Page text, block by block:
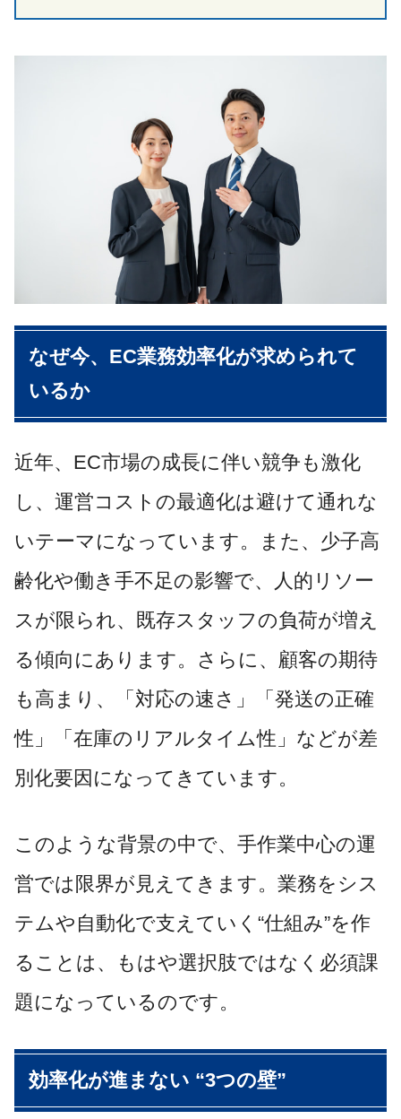
なぜ今、EC業務効率化が求められて
いるか
近年、EC市場の成長に伴い競争も激化
し、運営コストの最適化は避けて通れな
いテーマになっています。また、少子高
齢化や働き手不足の影響で、人的リソー
スが限られ、既存スタッフの負荷が増え
る傾向にあります。さらに、顧客の期待
も高まり、「対応の速さ」「発送の正確
性」「在庫のリアルタイム性」などが差
別化要因になってきています。
このような背景の中で、手作業中心の運
営では限界が見えてきます。業務をシス
テムや自動化で支えていく“仕組み”を作
ることは、もはや選択肢ではなく必須課
題になっているのです。
効率化が進まない “3つの壁”